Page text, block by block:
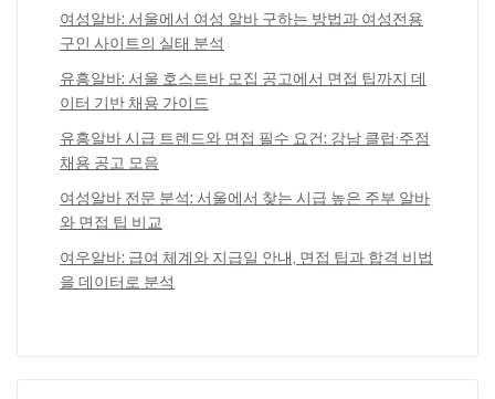
여성알바: 서울에서 여성 알바 구하는 방법과 여성전용
구인 사이트의 실태 분석
유흥알바: 서울 호스트바 모집 공고에서 면접 팁까지 데
이터 기반 채용 가이드
유흥알바 시급 트렌드와 면접 필수 요건: 강남 클럽·주점
채용 공고 모음
여성알바 전문 분석: 서울에서 찾는 시급 높은 주부 알바
와 면접 팁 비교
여우알바: 급여 체계와 지급일 안내, 면접 팁과 합격 비법
을 데이터로 분석